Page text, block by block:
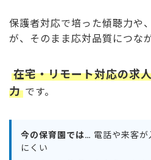
保護者対応で培った傾聴力や
が、そのまま応対品質につな
在宅・リモート対応の求
力 です。
今の保育園では… 電話や来客が
にくい